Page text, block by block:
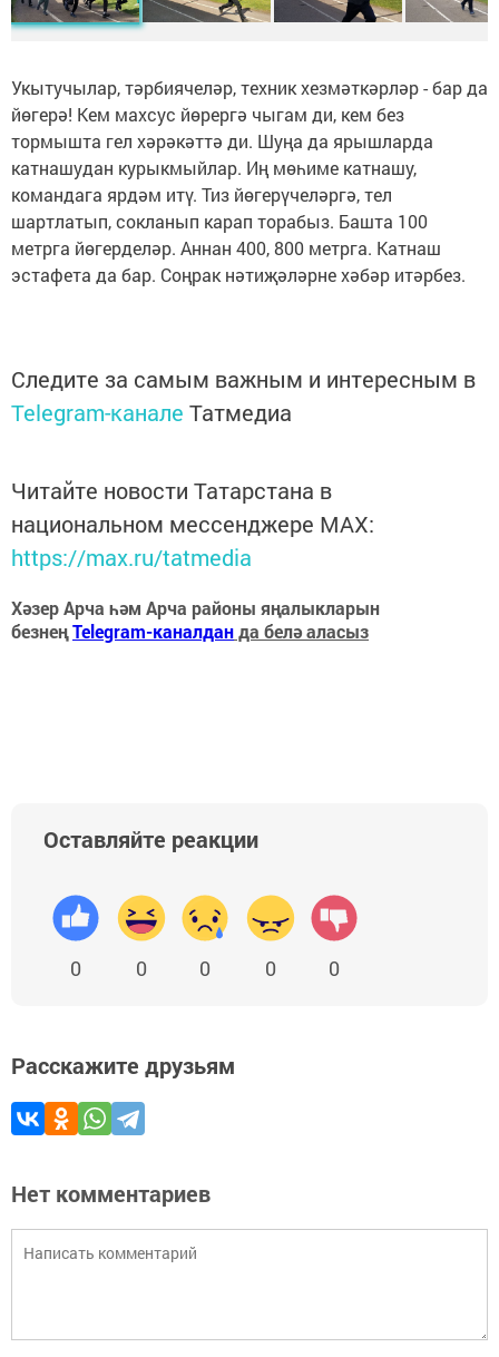
Укытучылар, тәрбиячеләр, техник хезмәткәрләр - бар да
йөгерә! Кем махсус йөрергә чыгам ди, кем без
тормышта гел хәрәкәттә ди. Шуңа да ярышларда
катнашудан курыкмыйлар. Иң мөһиме катнашу,
командага ярдәм итү. Тиз йөгерүчеләргә, тел
шартлатып, сокланып карап торабыз. Башта 100
метрга йөгерделәр. Аннан 400, 800 метрга. Катнаш
эстафета да бар. Соңрак нәтиҗәләрне хәбәр итәрбез.
Следите за самым важным и интересным в
Telegram-канале Татмедиа
Читайте новости Татарстана в
национальном мессенджере MАХ:
https://max.ru/tatmedia
Хәзер Арча һәм Арча районы яңалыкларын
безнеңTelegram-каналданда белә аласыз
Оставляйте реакции
0 0 0 0 0
Расскажите друзьям
Нет комментариев